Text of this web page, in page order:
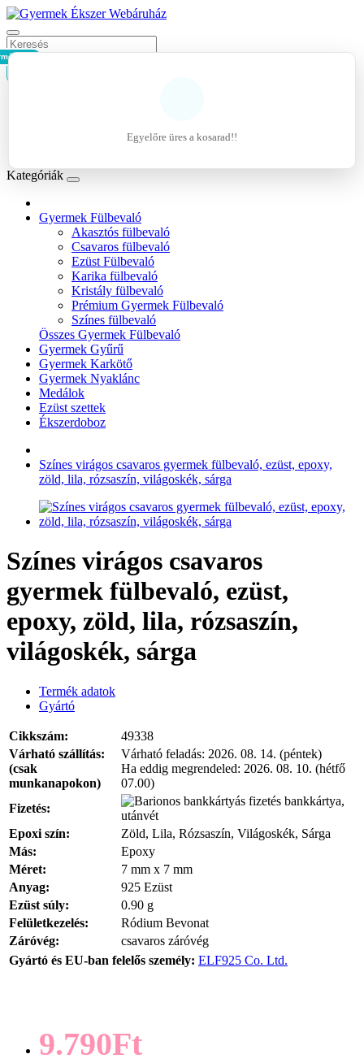
- 0Ft
Egyelőre üres a kosarad!!
Kategóriák
Gyermek Fülbevaló
Akasztós fülbevaló
Csavaros fülbevaló
Ezüst Fülbevaló
Karika fülbevaló
Kristály fülbevaló
Prémium Gyermek Fülbevaló
Színes fülbevaló
Összes Gyermek Fülbevaló
Gyermek Gyűrű
Gyermek Karkötő
Gyermek Nyaklánc
Medálok
Ezüst szettek
Ékszerdoboz
Színes virágos csavaros gyermek fülbevaló, ezüst, epoxy,
zöld, lila, rózsaszín, világoskék, sárga
Színes virágos csavaros
gyermek fülbevaló, ezüst,
epoxy, zöld, lila, rózsaszín,
világoskék, sárga
Termék adatok
Gyártó
Cikkszám:
49338
Várható szállítás:
(csak
munkanapokon)
Várható feladás: 2026. 08. 14. (péntek)
Ha eddig megrendeled: 2026. 08. 10. (hétfő
07.00)
Fizetés:
bankkártya,
utánvét
Epoxi szín:
Zöld, Lila, Rózsaszín, Világoskék, Sárga
Más:
Epoxy
Méret:
7 mm x 7 mm
Anyag:
925 Ezüst
Ezüst súly:
0.90 g
Felületkezelés:
Ródium Bevonat
Záróvég:
csavaros záróvég
Gyártó és EU-ban felelős személy: ELF925 Co. Ltd.
9.790Ft